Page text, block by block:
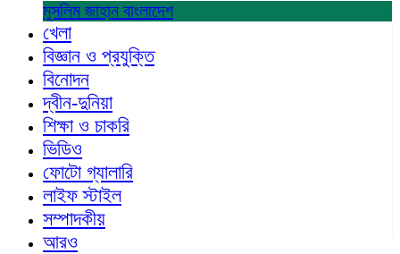
মুসলিম জাহান বাংলাদেশ
খেলা
বিজ্ঞান ও প্রযুক্তি
বিনোদন
দ্বীন-দুনিয়া
শিক্ষা ও চাকরি
ভিডিও
ফোটো গ্যালারি
লাইফ স্টাইল
সম্পাদকীয়
আরও